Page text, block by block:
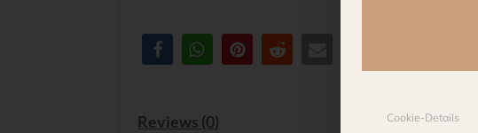
Reviews (0) Cookie-Details